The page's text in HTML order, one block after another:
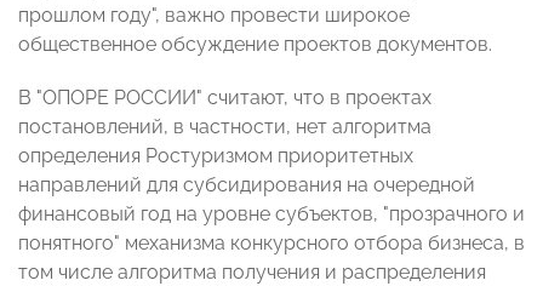
прошлом году", важно провести широкое
общественное обсуждение проектов документов.
В "ОПОРЕ РОССИИ" считают, что в проектах
постановлений, в частности, нет алгоритма
определения Ростуризмом приоритетных
направлений для субсидирования на очередной
финансовый год на уровне субъектов, "прозрачного и
понятного" механизма конкурсного отбора бизнеса, в
том числе алгоритма получения и распределения